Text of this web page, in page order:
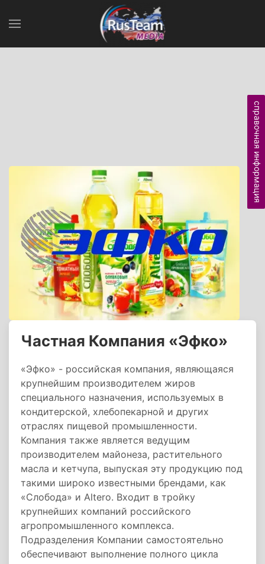
Частная Компания «Эфко»
«Эфко» - российская компания, являющаяся
крупнейшим производителем жиров
специального назначения, используемых в
кондитерской, хлебопекарной и других
отраслях пищевой промышленности.
Компания также является ведущим
производителем майонеза, растительного
масла и кетчупа, выпуская эту продукцию под
такими широко известными брендами, как
«Слобода» и Altero. Входит в тройку
крупнейших компаний российского
агропромышленного комплекса.
Подразделения Компании самостоятельно
обеспечивают выполнение полного цикла
справочная информация